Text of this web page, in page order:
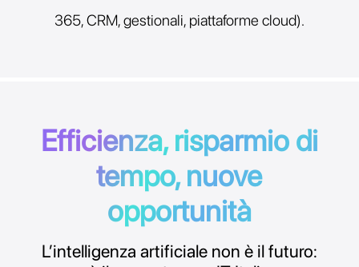
365, CRM, gestionali, piattaforme cloud).
Efficienza, risparmio di
tempo, nuove
opportunità
L’intelligenza artificiale non è il futuro: